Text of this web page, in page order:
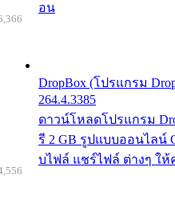
อน
DropBox (โปรแกรม
264.4.3385
ดาวน์โหลดโปรแกรม
รี 2 GB รูปแบบออนไลน์
บไฟล์ แชร์ไฟล์ ต่างๆ ให้